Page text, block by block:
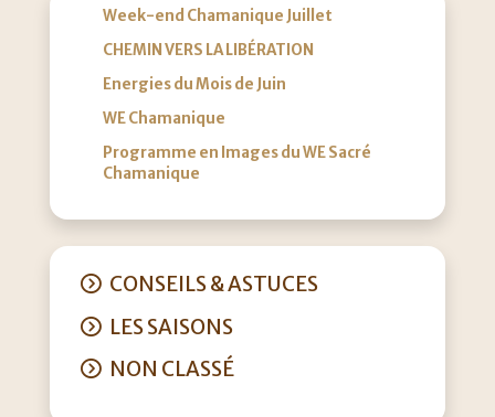
Week-end Chamanique Juillet
CHEMIN VERS LA LIBÉRATION
Energies du Mois de Juin
WE Chamanique
Programme en Images du WE Sacré
Chamanique
CONSEILS & ASTUCES
LES SAISONS
NON CLASSÉ